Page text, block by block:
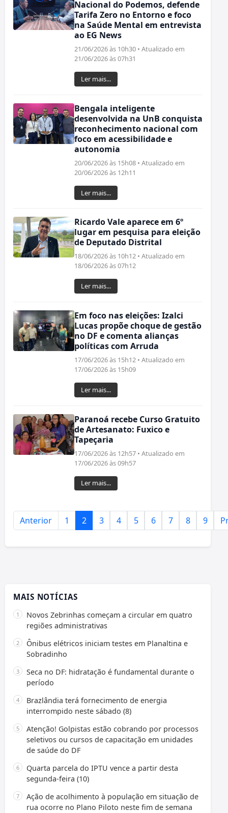
Nacional do Podemos, defende
Tarifa Zero no Entorno e foco
na Saúde Mental em entrevista
ao EG News
21/06/2026 às 10h30 • Atualizado em
21/06/2026 às 07h31
Ler mais...
Bengala inteligente
desenvolvida na UnB conquista
reconhecimento nacional com
foco em acessibilidade e
autonomia
20/06/2026 às 15h08 • Atualizado em
20/06/2026 às 12h11
Ler mais...
Ricardo Vale aparece em 6º
lugar em pesquisa para eleição
de Deputado Distrital
18/06/2026 às 10h12 • Atualizado em
18/06/2026 às 07h12
Ler mais...
Em foco nas eleições: Izalci
Lucas propõe choque de gestão
no DF e comenta alianças
políticas com Arruda
17/06/2026 às 15h12 • Atualizado em
17/06/2026 às 15h09
Ler mais...
Paranoá recebe Curso Gratuito
de Artesanato: Fuxico e
Tapeçaria
17/06/2026 às 12h57 • Atualizado em
17/06/2026 às 09h57
Ler mais...
Anterior 1 2 3 4 5 6 7 8 9
MAIS NOTÍCIAS
Novos Zebrinhas começam a circular em quatro
regiões administrativas
Ônibus elétricos iniciam testes em Planaltina e
Sobradinho
Seca no DF: hidratação é fundamental durante o
período
Brazlândia terá fornecimento de energia
interrompido neste sábado (8)
Atenção! Golpistas estão cobrando por processos
seletivos ou cursos de capacitação em unidades
de saúde do DF
Quarta parcela do IPTU vence a partir desta
segunda-feira (10)
Ação de acolhimento à população em situação de
rua ocorre no Plano Piloto neste fim de semana